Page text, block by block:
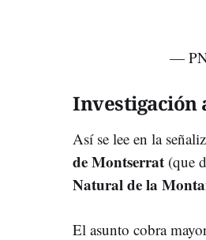
— PN
Investigación
Así se lee en la
de Montserrat (que
Natural de la
El asunto cobra